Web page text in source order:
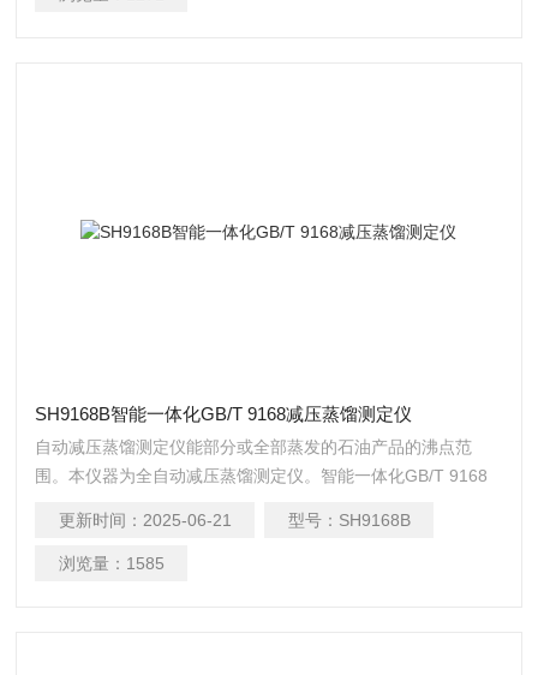
SH9168B智能一体化GB/T 9168减压蒸馏测定仪
自动减压蒸馏测定仪能部分或全部蒸发的石油产品的沸点范
围。本仪器为全自动减压蒸馏测定仪。智能一体化GB/T 9168
更新时间： 2025-06-21 型号： SH9168B
浏览量： 1585